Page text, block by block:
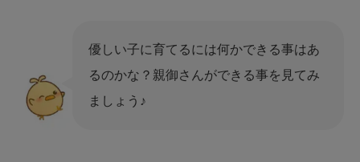
優しい子に育てるには何かできる事はあ
るのかな？親御さんができる事を見てみ
ましょう♪